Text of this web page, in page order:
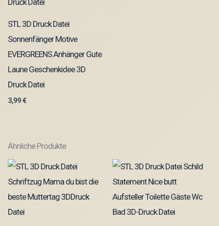
STL 3D Druck Datei
Sonnenfänger Motive
EVERGREENS Anhänger Gute
Laune Geschenkidee 3D
Druck Datei
3,99€
Ähnliche Produkte